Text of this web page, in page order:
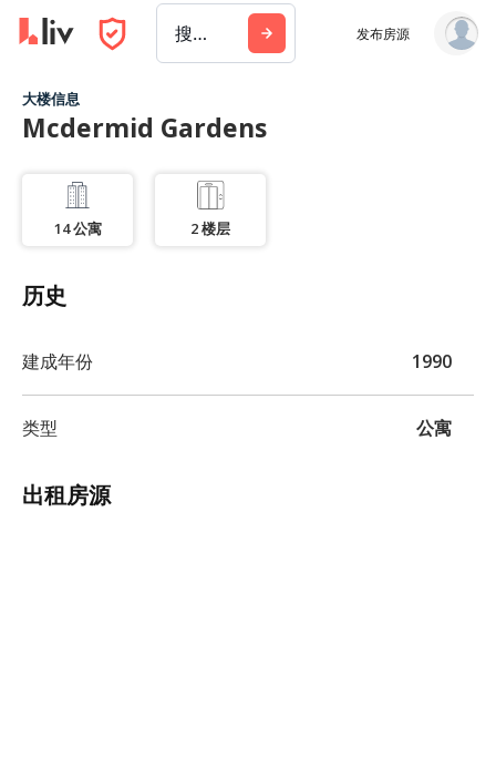
搜索城市、建筑或公司 发布房源
大楼信息
Mcdermid Gardens
14公寓 2楼层
出租房源
历史
建成年份 1990
类型 公寓